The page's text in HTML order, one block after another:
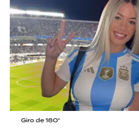
Giro de 180°